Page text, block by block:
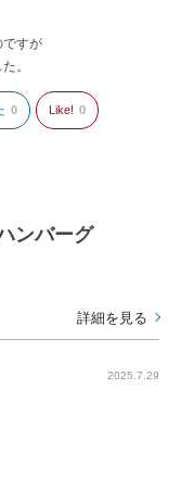
ですが
。
0 Like! 0
ンバーグ
詳細を見る
2025.7.29